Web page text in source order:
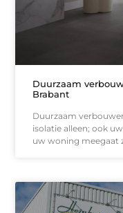
Duurzaam
Brabant
Duurzaam
isolatie alleen; ook
uw woning meegaat